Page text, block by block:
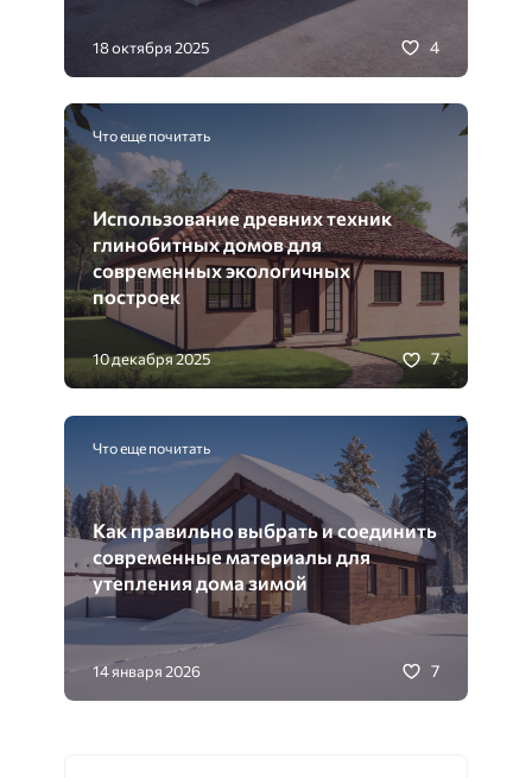
18 октября 2025 4
Что еще почитать
Использование древних техник
глинобитных домов для
современных экологичных
построек
10 декабря 2025 7
Что еще почитать
Как правильно выбрать и соединить
современные материалы для
утепления дома зимой
14 января 2026 7